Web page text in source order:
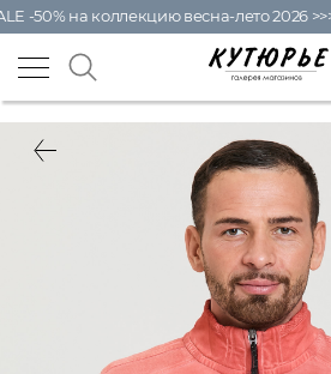
-50% на коллекцию весна-лето 2026 >>>